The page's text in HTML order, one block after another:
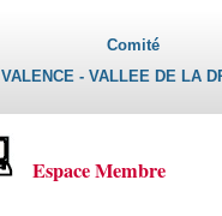
Comité
VALENCE - VALLEE DE LA
Espace Membre